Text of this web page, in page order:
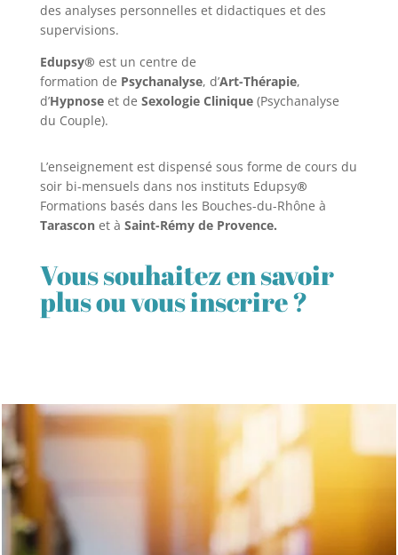
des analyses personnelles et didactiques et des
supervisions.
Edupsy® est un centre de
formation de Psychanalyse, d’Art-Thérapie,
d’Hypnoseet de Sexologie Clinique(Psychanalyse
du Couple).
L’enseignement est dispensé sous forme de cours du
soir bi-mensuels dans nos instituts Edupsy®
Formations basés dans les Bouches-du-Rhône à
Tarasconet à Saint-Rémy de Provence.
Vous souhaitez en savoir
plus ou vous inscrire ?